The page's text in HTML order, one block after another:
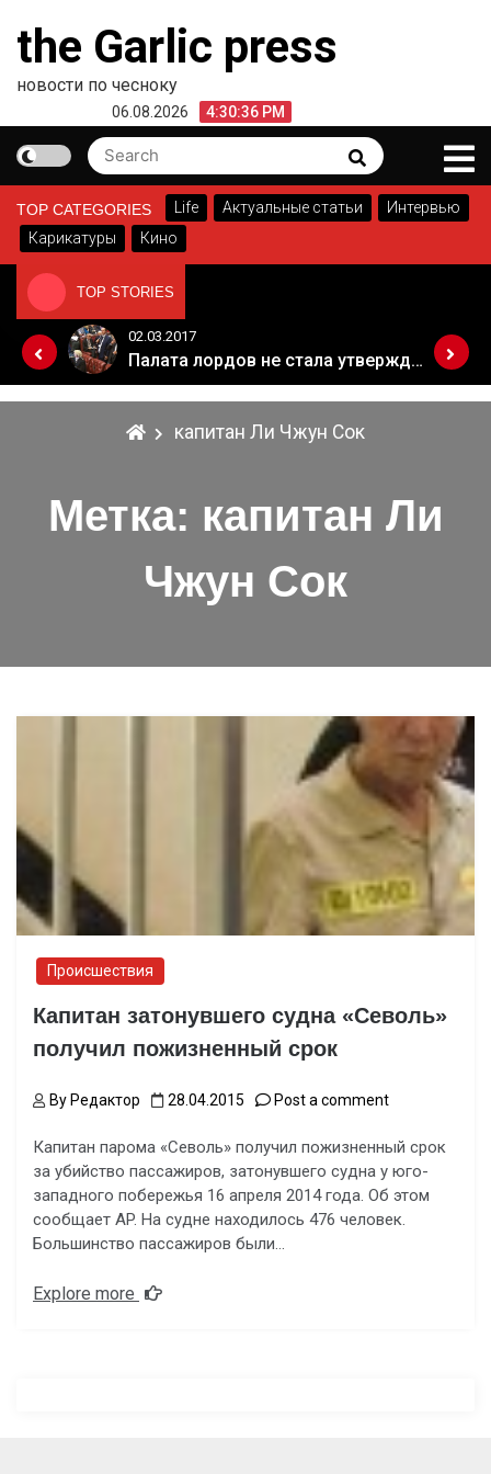
content
the Garlic press
новости по чесноку
06.08.2026 4:30:36 PM
Search
for:
Search
TOP CATEGORIES Life Актуальные статьи
Интервью
Карикатуры
Кино
TOP STORIES
Когда Россия разрешит полеты в Грузию. Позиция Кремля
02.03.2017
Палата лордов не стала утверждать законопроект о "брексите"
капитан Ли Чжун Сок
Метка: капитан Ли
Чжун Сок
Происшествия
Капитан затонувшего судна «Севоль»
получил пожизненный срок
By Редактор 28.04.2015 Post a comment
Капитан парома «Севоль» получил пожизненный срок
за убийство пассажиров, затонувшего судна у юго-
западного побережья 16 апреля 2014 года. Об этом
сообщает AP. На судне находилось 476 человек.
Большинство пассажиров были…
Explore more